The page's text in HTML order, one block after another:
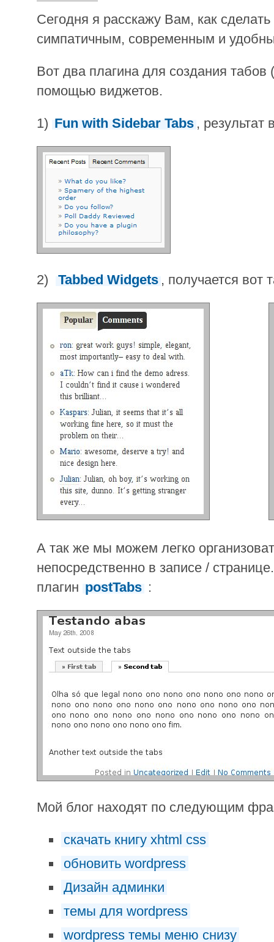
Сегодня я расскажу Вам, как сделать
симпатичным, современным и
Вот два плагина для создания табов
помощью виджетов.
1) Fun with Sidebar Tabs , результат
2) Tabbed Widgets , получается вот
А так же мы можем легко
непосредственно в записе /
плагин postTabs :
Мой блог находят по следующим
скачать книгу xhtml css
обновить wordpress
Дизайн админки
темы для wordpress
wordpress темы меню снизу